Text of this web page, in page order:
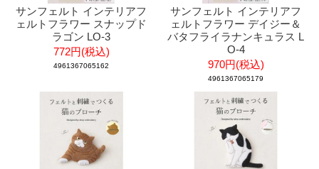
サンフェルト インテリアフ
ェルトフラワー スナップド
ラゴン LO-3
772円(税込)
4961367065162
サンフェルト インテリアフ
ェルトフラワー デイジー＆
バタフライラナンキュラス L
O-4
970円(税込)
4961367065179